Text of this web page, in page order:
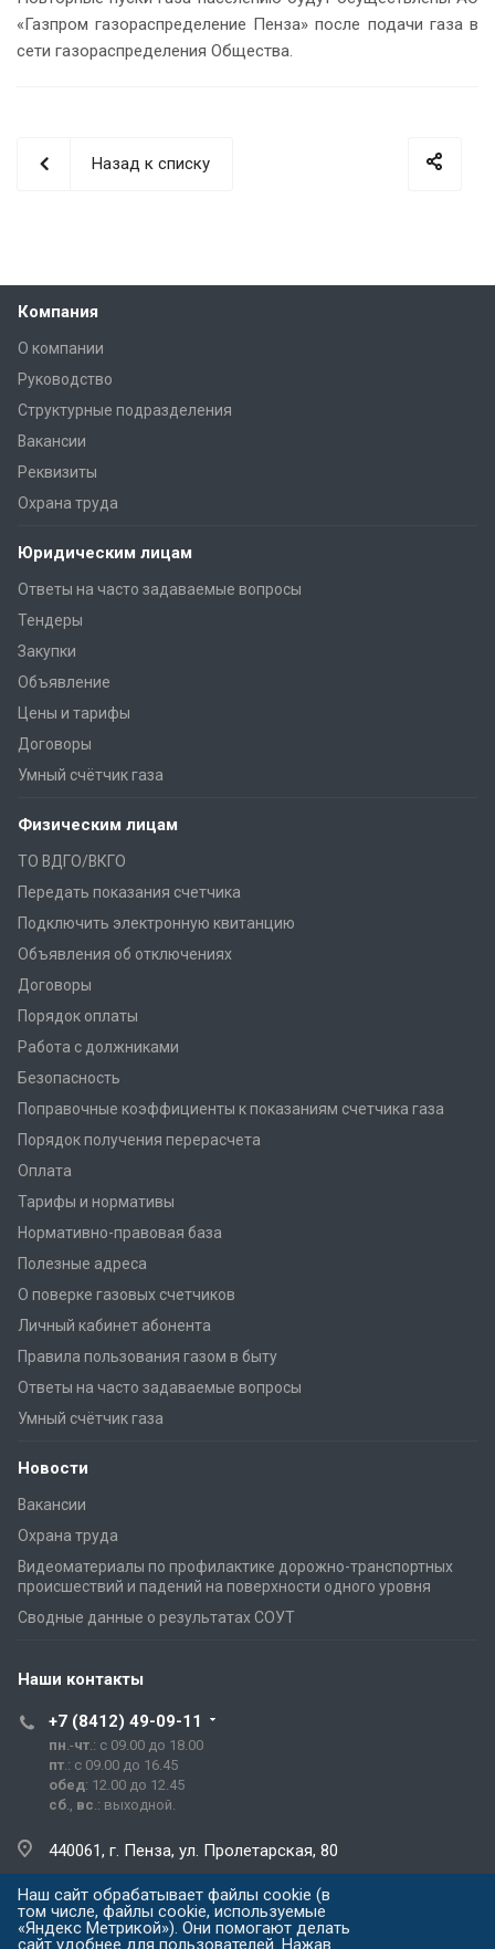
«Газпром газораспределение Пенза» после подачи газа в
сети газораспределения Общества.
Назад к списку
Компания
О компании
Руководство
Структурные подразделения
Вакансии
Реквизиты
Охрана труда
Юридическим лицам
Ответы на часто задаваемые вопросы
Тендеры
Закупки
Объявление
Цены и тарифы
Договоры
Умный счётчик газа
Физическим лицам
ТО ВДГО/ВКГО
Передать показания счетчика
Подключить электронную квитанцию
Объявления об отключениях
Договоры
Порядок оплаты
Работа с должниками
Безопасность
Поправочные коэффициенты к показаниям счетчика газа
Порядок получения перерасчета
Оплата
Тарифы и нормативы
Нормативно-правовая база
Полезные адреса
О поверке газовых счетчиков
Личный кабинет абонента
Правила пользования газом в быту
Ответы на часто задаваемые вопросы
Умный счётчик газа
Новости
Вакансии
Охрана труда
Видеоматериалы по профилактике дорожно-транспортных
происшествий и падений на поверхности одного уровня
Сводные данные о результатах СОУТ
Наши контакты
+7 (8412) 49-09-11
пн .-чт .: с 09.00 до 18.00
пт .: с 09.00 до 16.45
обед: 12.00 до 12.45
сб
вс .: выходной.
440061, г. Пенза, ул. Пролетарская, 80
prg@prg.sura.ru
Наш сайт обрабатывает файлы cookie (в
том числе, файлы cookie, используемые
«Яндекс Метрикой»). Они помогают делать
сайт удобнее для пользователей. Нажав